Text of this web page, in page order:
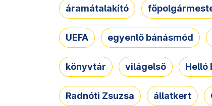
áramátalakító
UEFA egyenlő bánásmód
könyvtár világelső Helló
Radnóti Zsuzsa állatkert